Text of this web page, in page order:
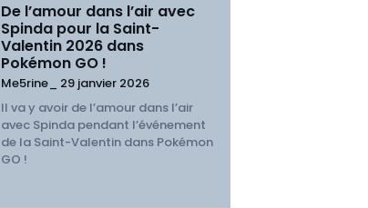
De l’amour dans l’air avec
Spinda pour la Saint-
Valentin 2026 dans
Pokémon GO !
Me5rine_ 29 janvier 2026
Il va y avoir de l’amour dans l’air
avec Spinda pendant l’événement
de la Saint-Valentin dans Pokémon
GO !